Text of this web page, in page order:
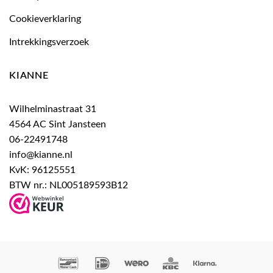
Cookieverklaring
Intrekkingsverzoek
KIANNE
Wilhelminastraat 31
4564 AC Sint Jansteen
06-22491748
info@kianne.nl
KvK: 96125551
BTW nr.: NL005189593B12
BancontactIDeal Wero KBC